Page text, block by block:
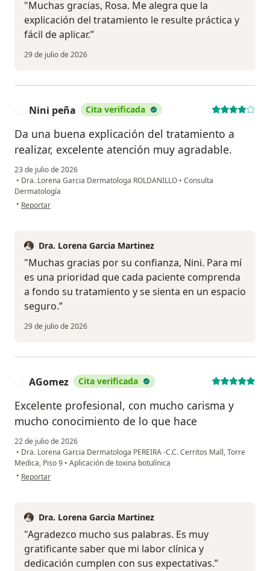
"Muchas gracias, Rosa. Me alegra que la
explicación del tratamiento le resulte práctica y
fácil de aplicar.”
29 de julio de 2026
Nini peña Cita verificada
Da una buena explicación del tratamiento a
realizar, excelente atención muy agradable.
23 de julio de 2026
• Dra. Lorena Garcia Dermatologa ROLDANILLO • Consulta
Dermatología
• en opinión del usuario Nini peña
Reportar
Dra. Lorena Garcia Martinez
"Muchas gracias por su confianza, Nini. Para mí
es una prioridad que cada paciente comprenda
a fondo su tratamiento y se sienta en un espacio
seguro.”
29 de julio de 2026
AGomez Cita verificada
Excelente profesional, con mucho carisma y
mucho conocimiento de lo que hace
22 de julio de 2026
• Dra. Lorena Garcia Dermatologa PEREIRA -C.C. Cerritos Mall, Torre
Medica, Piso 9 • Aplicación de toxina botulínica
• en opinión del usuario AGomez
Reportar
Dra. Lorena Garcia Martinez
"Agradezco mucho sus palabras. Es muy
gratificante saber que mi labor clínica y
dedicación cumplen con sus expectativas.”